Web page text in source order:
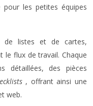
les petites équipes
de listes et de cartes,
le flux de travail. Chaque
détaillées, des pièces
, offrant ainsi une
web.